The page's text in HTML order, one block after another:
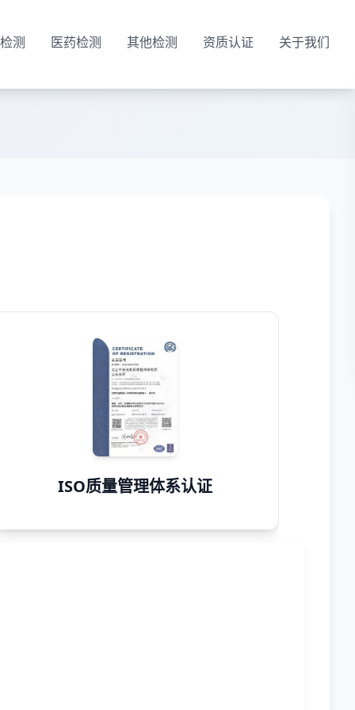
测 医药检测 其他检测 资质认证 关于我们
ISO质量管理体系认证